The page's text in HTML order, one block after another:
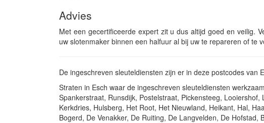
Advies
Met een gecertificeerde expert zit u dus altijd goed en veilig.
uw slotenmaker binnen een halfuur al bij uw te repareren of te
De ingeschreven sleuteldiensten zijn er in deze postcodes van
Straten in Esch waar de ingeschreven sleuteldiensten
Spankerstraat, Runsdijk, Postelstraat, Pickensteeg,
Kerkdries, Hulsberg, Het Root, Het Nieuwland, Heikant, Hal,
Bogerd, De Venakker, De Ruiting, De Langvelden, De Hofstad,